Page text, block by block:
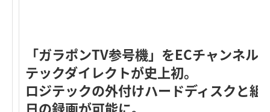
「ガラポンTV参号機」をECチャンネル
テックダイレクトが史上初。
ロジテックの外付けハードディスクと